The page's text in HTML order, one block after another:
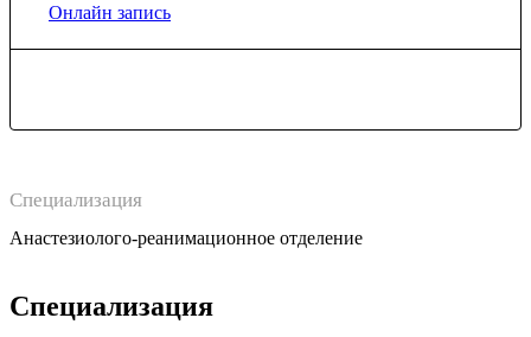
Онлайн запись
Специализация
Анастезиолого-реанимационное отделение
Специализация